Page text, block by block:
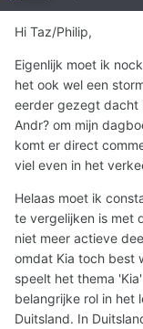
Hi Taz/Philip,
Eigenlijk moet ik
het ook wel een
eerder gezegt dacht
Andr? om mijn
komt er direct
viel even in het
Helaas moet ik
te vergelijken is met
niet meer actieve
omdat Kia toch best
speelt het thema
belangrijke rol in het
Duitsland. In